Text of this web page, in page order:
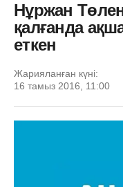
Нұржан
қалғанда
еткен
Жарияланған күні:
16 тамыз 2016, 11:00